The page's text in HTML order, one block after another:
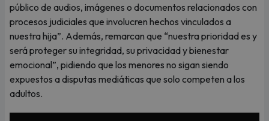
público de audios, imágenes o documentos relacionados con
procesos judiciales que involucren hechos vinculados a
nuestra hija”. Además, remarcan que “nuestra prioridad es y
será proteger su integridad, su privacidad y bienestar
emocional”, pidiendo que los menores no sigan siendo
expuestos a disputas mediáticas que solo competen a los
adultos.